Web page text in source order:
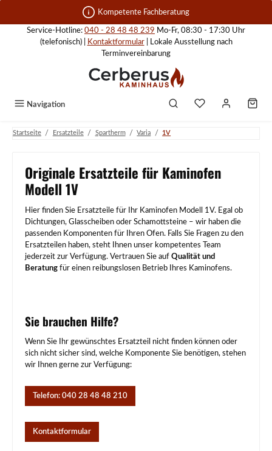
Zum Hauptinhalt springen Kompetente Fachberatung
Service-Hotline: 040 - 28 48 48 239 Mo-Fr, 08:30 - 17:30 Uhr
(telefonisch) |
Kontaktformular| Lokale Ausstellung nach
Terminvereinbarung
Navigation
Startseite / Ersatzteile / Spartherm / Varia / 1V
Originale Ersatzteile für Kaminofen
Modell 1V
Hier finden Sie Ersatzteile für Ihr Kaminofen Modell 1V. Egal ob
Dichtungen, Glasscheiben oder Schamottsteine – wir haben die
passenden Komponenten für Ihren Ofen. Falls Sie Fragen zu den
Ersatzteilen haben, steht Ihnen unser kompetentes Team
jederzeit zur Verfügung. Vertrauen Sie auf Qualität und
Beratung für einen reibungslosen Betrieb Ihres Kaminofens.
Sie brauchen Hilfe?
Wenn Sie Ihr gewünschtes Ersatzteil nicht finden können oder
sich nicht sicher sind, welche Komponente Sie benötigen, stehen
wir Ihnen gerne zur Verfügung:
Telefon: 040 28 48 48 210
Kontaktformular